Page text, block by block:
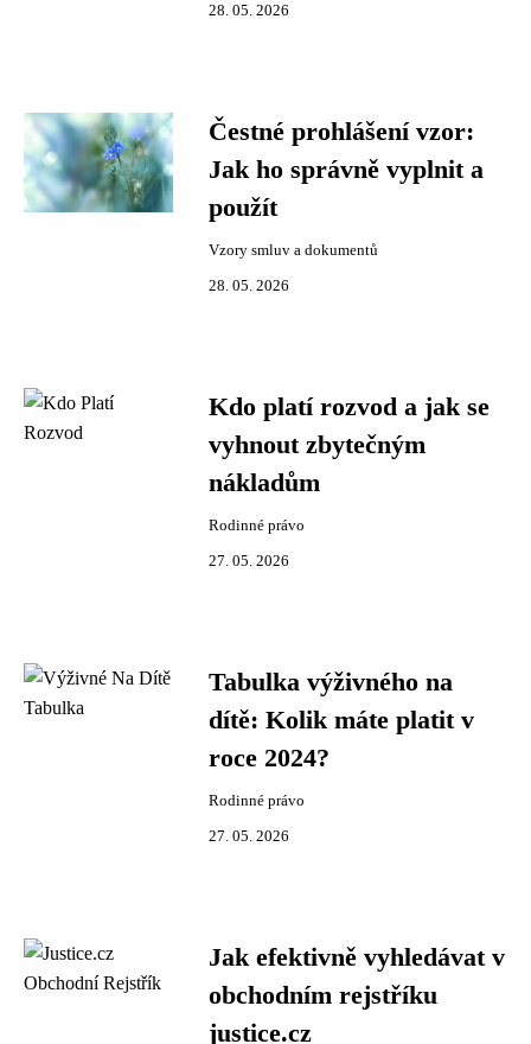
28. 05. 2026
Čestné prohlášení vzor:
Jak ho správně vyplnit a
použít
Vzory smluv a dokumentů
28. 05. 2026
Kdo platí rozvod a jak se
vyhnout zbytečným
nákladům
Rodinné právo
27. 05. 2026
Tabulka výživného na
dítě: Kolik máte platit v
roce 2024?
Rodinné právo
27. 05. 2026
Jak efektivně vyhledávat v
obchodním rejstříku
justice.cz